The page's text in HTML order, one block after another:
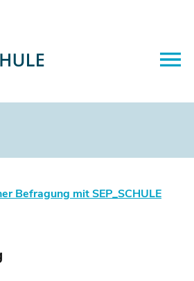
Befragung mit SEP_SCHULE